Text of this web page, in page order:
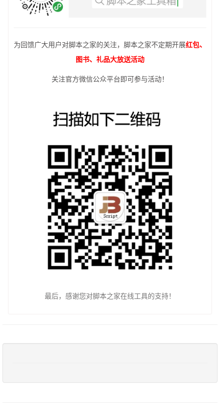
为回馈广大用户对脚本之家的关注，脚本之家不定期开展红包、
图书、礼品大放送活动
关注官方微信公众平台即可参与活动！
最后，感谢您对脚本之家在线工具的支持！